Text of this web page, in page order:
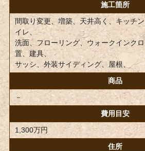
施工箇所
間取り変更、増築、天井高く、キッチ
イレ、
洗面、フローリング、ウォークインク
置、建具、
サッシ、外装サイディング、屋根、
商品
－
費用目安
1,300万円
住所